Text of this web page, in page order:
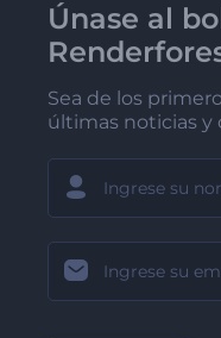
Únase al
Sea de los
últimas noticias y